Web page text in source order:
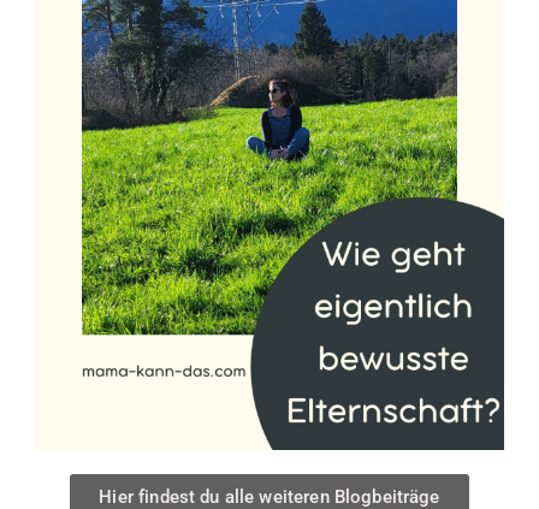
Hier findest du alle weiteren Blogbeiträge